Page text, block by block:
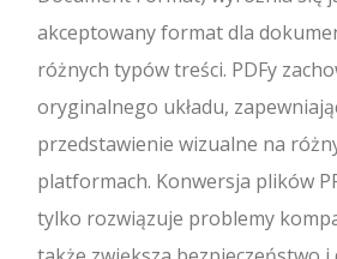
akceptowany format dla
różnych typów treści. PDFy
oryginalnego układu,
przedstawienie wizualne na
platformach. Konwersja plików
tylko rozwiązuje problemy